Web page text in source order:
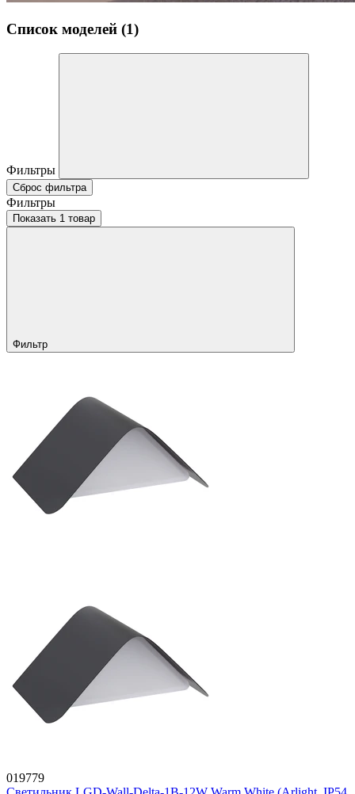
Список моделей (1)
Фильтры
Сброс фильтра
Фильтры
Показать 1 товар
Фильтр
019779